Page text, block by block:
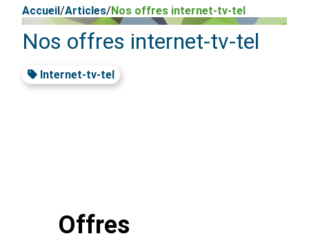
Accueil/Articles/Nos offres internet-tv-tel
Nos offres internet-tv-tel
Internet-tv-tel
Offres